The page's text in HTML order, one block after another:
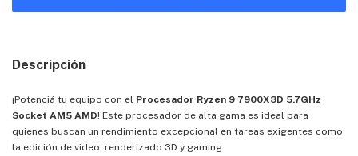
Descripción
¡Potenciá tu equipo con el Procesador Ryzen 9 7900X3D 5.7GHz
Socket AM5 AMD! Este procesador de alta gama es ideal para
quienes buscan un rendimiento excepcional en tareas exigentes como
la edición de video, renderizado 3D y gaming.